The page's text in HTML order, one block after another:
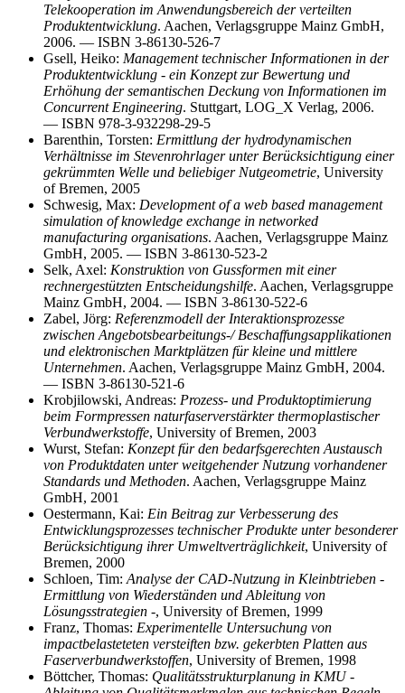
Telekooperation im Anwendungsbereich der verteilten
Produktentwicklung. Aachen, Verlagsgruppe Mainz GmbH,
2006. — ISBN 3-86130-526-7
Gsell, Heiko: Management technischer Informationen in der
Produktentwicklung - ein Konzept zur Bewertung und
Erhöhung der semantischen Deckung von Informationen im
Concurrent Engineering. Stuttgart, LOG_X Verlag, 2006.
— ISBN 978-3-932298-29-5
Barenthin, Torsten: Ermittlung der hydrodynamischen
Verhältnisse im Stevenrohrlager unter Berücksichtigung einer
gekrümmten Welle und beliebiger Nutgeometrie, University
of Bremen, 2005
Schwesig, Max: Development of a web based management
simulation of knowledge exchange in networked
manufacturing organisations. Aachen, Verlagsgruppe Mainz
GmbH, 2005. — ISBN 3-86130-523-2
Selk, Axel: Konstruktion von Gussformen mit einer
rechnergestützten Entscheidungshilfe. Aachen, Verlagsgruppe
Mainz GmbH, 2004. — ISBN 3-86130-522-6
Zabel, Jörg: Referenzmodell der Interaktionsprozesse
zwischen Angebotsbearbeitungs-/ Beschaffungsapplikationen
und elektronischen Marktplätzen für kleine und mittlere
Unternehmen. Aachen, Verlagsgruppe Mainz GmbH, 2004.
— ISBN 3-86130-521-6
Krobjilowski, Andreas: Prozess- und Produktoptimierung
beim Formpressen naturfaserverstärkter thermoplastischer
Verbundwerkstoffe, University of Bremen, 2003
Wurst, Stefan: Konzept für den bedarfsgerechten Austausch
von Produktdaten unter weitgehender Nutzung vorhandener
Standards und Methoden. Aachen, Verlagsgruppe Mainz
GmbH, 2001
Oestermann, Kai: Ein Beitrag zur Verbesserung des
Entwicklungsprozesses technischer Produkte unter besonderer
Berücksichtigung ihrer Umweltverträglichkeit, University of
Bremen, 2000
Schloen, Tim:Analyse der CAD-Nutzung in Kleinbtrieben -
Ermittlung von Wiederständen und Ableitung von
Lösungsstrategien -, University of Bremen, 1999
Franz, Thomas: Experimentelle Untersuchung von
impactbelasteteten versteiften bzw. gekerbten Platten aus
Faserverbundwerkstoffen, University of Bremen, 1998
Böttcher, Thomas: Qualitätsstrukturplanung in KMU -